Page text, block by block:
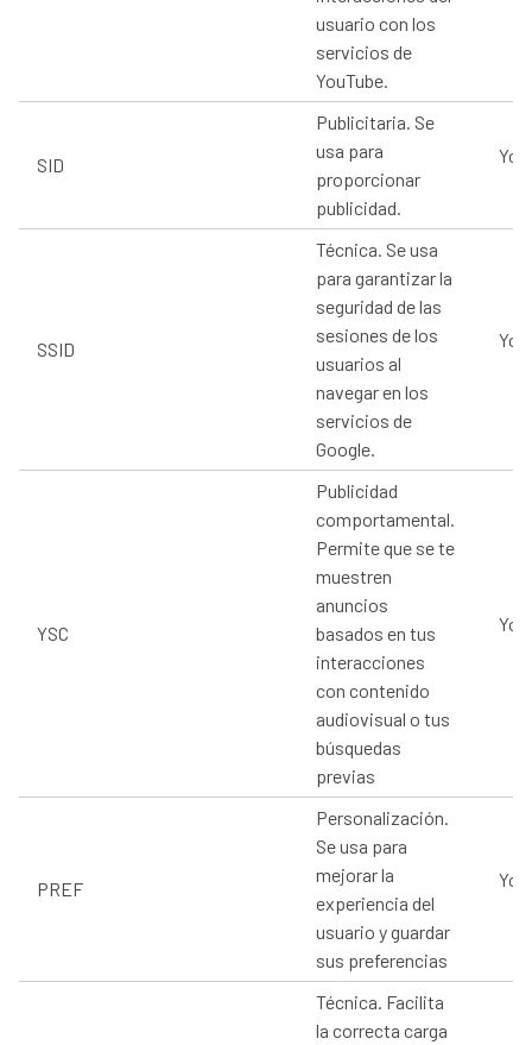
usuario con los
servicios de
YouTube.
SID
Publicitaria. Se
usa para
proporcionar
publicidad.
SSID
Técnica. Se usa
para garantizar la
seguridad de las
sesiones de los
usuarios al
navegar en los
servicios de
Google.
YSC
Publicidad
comportamental.
Permite que se te
muestren
anuncios
basados en tus
interacciones
con contenido
audiovisual o tus
búsquedas
previas
PREF
Personalización.
Se usa para
mejorar la
experiencia del
usuario y guardar
sus preferencias
Técnica. Facilita
la correcta carga